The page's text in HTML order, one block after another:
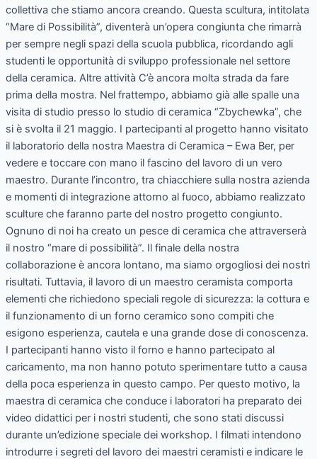
collettiva che stiamo ancora creando. Questa scultura, intitolata
“Mare di Possibilità”, diventerà un’opera congiunta che rimarrà
per sempre negli spazi della scuola pubblica, ricordando agli
studenti le opportunità di sviluppo professionale nel settore
della ceramica. Altre attività C’è ancora molta strada da fare
prima della mostra. Nel frattempo, abbiamo già alle spalle una
visita di studio presso lo studio di ceramica “Zbychewka”, che
si è svolta il 21 maggio. I partecipanti al progetto hanno visitato
il laboratorio della nostra Maestra di Ceramica – Ewa Ber, per
vedere e toccare con mano il fascino del lavoro di un vero
maestro. Durante l’incontro, tra chiacchiere sulla nostra azienda
e momenti di integrazione attorno al fuoco, abbiamo realizzato
sculture che faranno parte del nostro progetto congiunto.
Ognuno di noi ha creato un pesce di ceramica che attraverserà
il nostro “mare di possibilità”. Il finale della nostra
collaborazione è ancora lontano, ma siamo orgogliosi dei nostri
risultati. Tuttavia, il lavoro di un maestro ceramista comporta
elementi che richiedono speciali regole di sicurezza: la cottura e
il funzionamento di un forno ceramico sono compiti che
esigono esperienza, cautela e una grande dose di conoscenza.
I partecipanti hanno visto il forno e hanno partecipato al
caricamento, ma non hanno potuto sperimentare tutto a causa
della poca esperienza in questo campo. Per questo motivo, la
maestra di ceramica che conduce i laboratori ha preparato dei
video didattici per i nostri studenti, che sono stati discussi
durante un’edizione speciale dei workshop. I filmati intendono
introdurre i segreti del lavoro dei maestri ceramisti e indicare le